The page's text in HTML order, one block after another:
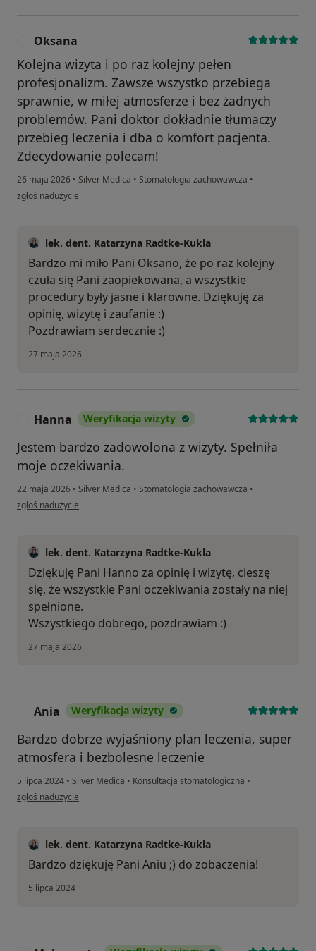
Oksana
Kolejna wizyta i po raz kolejny pełen
profesjonalizm. Zawsze wszystko przebiega
sprawnie, w miłej atmosferze i bez żadnych
problemów. Pani doktor dokładnie tłumaczy
przebieg leczenia i dba o komfort pacjenta.
Zdecydowanie polecam!
26 maja 2026 • Silver Medica • Stomatologia zachowawcza •
w opinii użytkownika Oksana
zgłoś nadużycie
lek. dent. Katarzyna Radtke-Kukla
Bardzo mi miło Pani Oksano, że po raz kolejny
czuła się Pani zaopiekowana, a wszystkie
procedury były jasne i klarowne. Dziękuję za
opinię, wizytę i zaufanie :)
Pozdrawiam serdecznie :)
27 maja 2026
Hanna Weryfikacja wizyty
Jestem bardzo zadowolona z wizyty. Spełniła
moje oczekiwania.
22 maja 2026 • Silver Medica • Stomatologia zachowawcza •
w opinii użytkownika Hanna
zgłoś nadużycie
lek. dent. Katarzyna Radtke-Kukla
Dziękuję Pani Hanno za opinię i wizytę, cieszę
się, że wszystkie Pani oczekiwania zostały na niej
spełnione.
Wszystkiego dobrego, pozdrawiam :)
27 maja 2026
Ania Weryfikacja wizyty
Bardzo dobrze wyjaśniony plan leczenia, super
atmosfera i bezbolesne leczenie
5 lipca 2024 • Silver Medica • Konsultacja stomatologiczna •
w opinii użytkownika Ania
zgłoś nadużycie
lek. dent. Katarzyna Radtke-Kukla
Bardzo dziękuję Pani Aniu ;) do zobaczenia!
5 lipca 2024